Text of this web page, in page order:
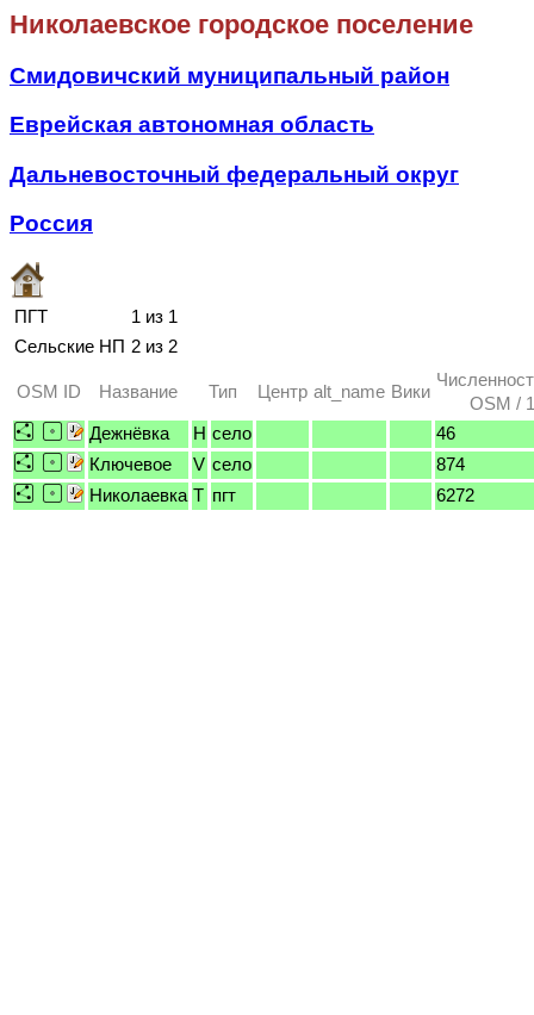
Николаевское городское поселение
Смидовичский муниципальный район
Еврейская автономная область
Дальневосточный федеральный округ
Россия
ПГТ
1 из 1
Сельские НП 2 из 2
OSM ID Название Тип Центр alt_name Вики
OSM /
Дежнёвка
H село
46
Ключевое
V село
874
Николаевка T пгт 6272